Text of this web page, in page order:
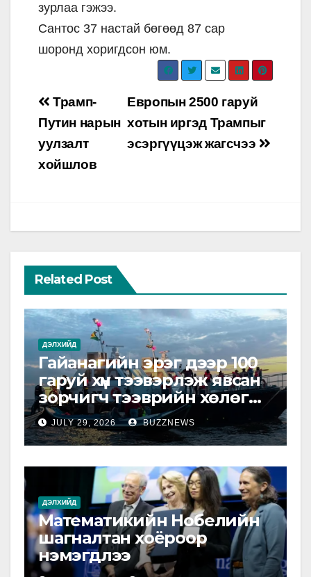
зурлаа гэжээ.
Сантос 37 настай бөгөөд 87 сар
шоронд хоригдсон юм.
Post
navigation
Европын 2500 гаруй
хотын иргэд Трампыг
эсэргүүцэж жагсчээ
Трамп-
Путин нарын
уулзалт
хойшлов
Related Post
ДЭЛХИЙД
Гайанагийн эрэг дээр 100
гаруй хүн тээвэрлэж явсан
зорчигч тээврийн хөлөг
живжээ
JULY 29, 2026 BUZZNEWS
ДЭЛХИЙД
Математикийн Нобелийн
шагналтан хоёроор
нэмэгдлээ